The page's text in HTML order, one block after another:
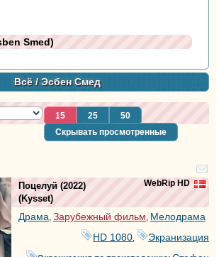
Smed)
Всё/ Эсбен Смед
15 25
50
Скрывать просмотренные
WebRip HD
Поцелуй (2022)
(Kysset)
Драма, Зарубежный фильм, Мелодрама
HD 1080
Экранизация